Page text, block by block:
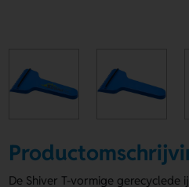
De Shiver T-vormige gerecyclede